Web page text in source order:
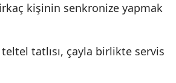
Çankırı
kişinin senkronize yapmak
tatlısı, çayla birlikte servis